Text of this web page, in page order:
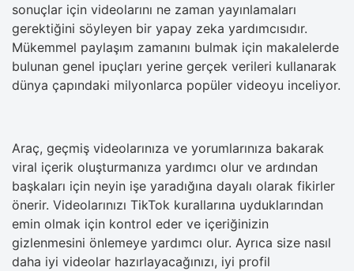
sonuçlar için videolarını ne zaman yayınlamaları
gerektiğini söyleyen bir yapay zeka yardımcısıdır.
Mükemmel paylaşım zamanını bulmak için makalelerde
bulunan genel ipuçları yerine gerçek verileri kullanarak
dünya çapındaki milyonlarca popüler videoyu inceliyor.
Araç, geçmiş videolarınıza ve yorumlarınıza bakarak
viral içerik oluşturmanıza yardımcı olur ve ardından
başkaları için neyin işe yaradığına dayalı olarak fikirler
önerir. Videolarınızı TikTok kurallarına uyduklarından
emin olmak için kontrol eder ve içeriğinizin
gizlenmesini önlemeye yardımcı olur. Ayrıca size nasıl
daha iyi videolar hazırlayacağınızı, iyi profil